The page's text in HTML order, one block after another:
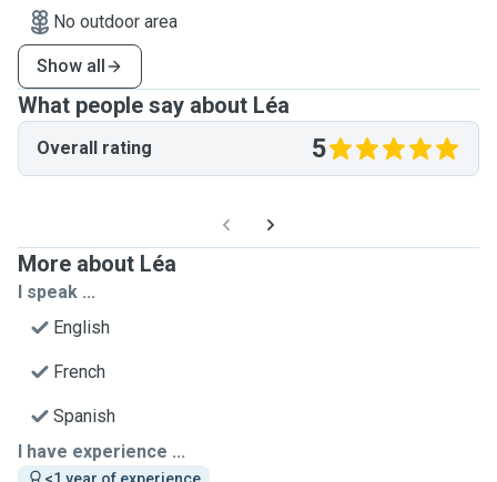
No outdoor area
Show all
What people say about Léa
Overall rating 5
More about Léa
I speak ...
English
French
Spanish
I have experience ...